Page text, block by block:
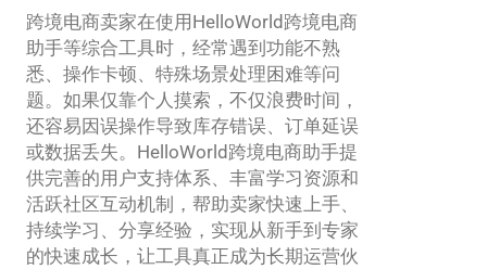
跨境电商卖家在使用HelloWorld跨境电商
助手等综合工具时，经常遇到功能不熟
悉、操作卡顿、特殊场景处理困难等问
题。如果仅靠个人摸索，不仅浪费时间，
还容易因误操作导致库存错误、订单延误
或数据丢失。HelloWorld跨境电商助手提
供完善的用户支持体系、丰富学习资源和
活跃社区互动机制，帮助卖家快速上手、
持续学习、分享经验，实现从新手到专家
的快速成长，让工具真正成为长期运营伙